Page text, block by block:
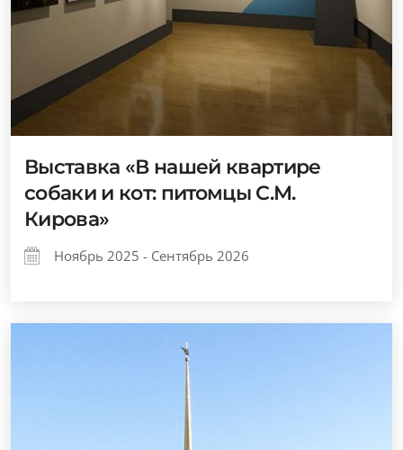
Выставка «В нашей квартире
собаки и кот: питомцы С.М.
Кирова»
Ноябрь 2025 - Сентябрь 2026